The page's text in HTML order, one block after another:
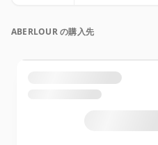
ABERLOUR の購入先